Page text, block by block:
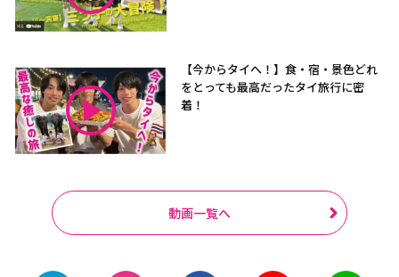
【今からタイへ！】食・宿・景色どれ
をとっても最高だったタイ旅行に密
着！
動画一覧へ